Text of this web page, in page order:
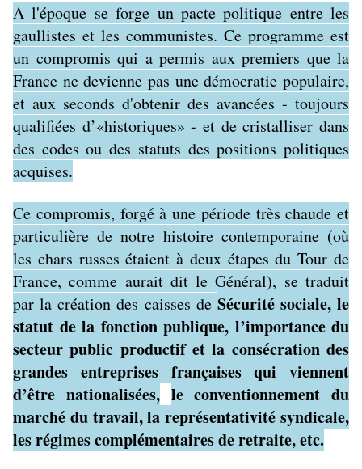
A l'époque se forge un pacte politique entre les
gaullistes et les communistes. Ce programme est
un compromis qui a permis aux premiers que la
France ne devienne pas une démocratie populaire,
et aux seconds d'obtenir des avancées - toujours
qualifiées d’«historiques» - et de cristalliser dans
des codes ou des statuts des positions politiques
acquises.
Ce compromis, forgé à une période très chaude et
particulière de notre histoire contemporaine (où
les chars russes étaient à deux étapes du Tour de
France, comme aurait dit le Général), se traduit
par la création des caisses de Sécurité sociale, le
statut de la fonction publique, l’importance du
secteur public productif et la consécration des
grandes entreprises françaises qui viennent
d’être nationalisées, le conventionnement du
marché du travail, la représentativité syndicale,
les régimes complémentaires de retraite, etc.